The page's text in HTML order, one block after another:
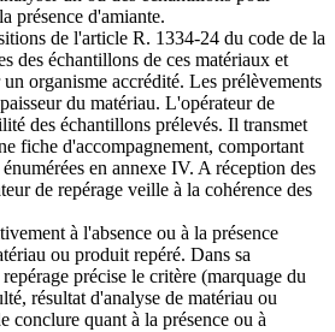
présence d'amiante.
de l'article R. 1334-24 du code de la
des échantillons de ces matériaux et
organisme accrédité. Les prélèvements
du matériau. L'opérateur de
des échantillons prélevés. Il transmet
fiche d'accompagnement, comportant
en annexe IV. A réception des
de repérage veille à la cohérence des
à l'absence ou à la présence
ou produit repéré. Dans sa
précise le critère (marquage du
résultat d'analyse de matériau ou
conclure quant à la présence ou à